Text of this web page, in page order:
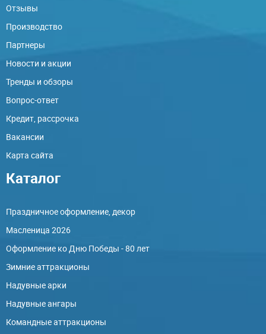
Отзывы
Производство
Партнеры
Новости и акции
Тренды и обзоры
Вопрос-ответ
Кредит, рассрочка
Вакансии
Карта сайта
Каталог
Праздничное оформление, декор
Масленица 2026
Оформление ко Дню Победы - 80 лет
Зимние аттракционы
Надувные арки
Надувные ангары
Командные аттракционы